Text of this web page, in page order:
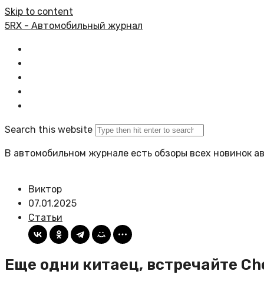
Skip to content
5RX - Автомобильный журнал
Search this website
В автомобильном журнале есть обзоры всех новинок
Виктор
07.01.2025
Статьи
Еще одни китаец, встречайте